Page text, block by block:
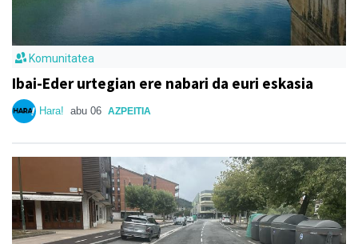
Komunitatea
Ibai-Eder urtegian ere nabari da euri eskasia
Hara! abu 06 AZPEITIA